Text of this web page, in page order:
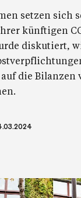
setzen sich
künftigen
diskutiert,
die Bilanzen